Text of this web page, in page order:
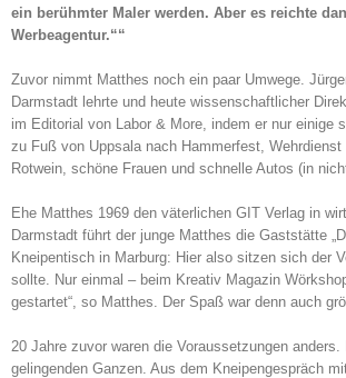
ein berühmter Maler werden. Aber es reichte
Werbeagentur.““
Zuvor nimmt Matthes noch ein paar Umwege.
Darmstadt lehrte und heute wissenschaftlicher
im Editorial von Labor & More, indem er nur einige
zu Fuß von Uppsala nach Hammerfest,
Rotwein, schöne Frauen und schnelle Autos (in
Ehe Matthes 1969 den väterlichen GIT Verlag in
Darmstadt führt der junge Matthes die Gaststätte
Kneipentisch in Marburg: Hier also sitzen sich der
sollte. Nur einmal – beim Kreativ Magazin
gestartet“, so Matthes. Der Spaß war denn auch
20 Jahre zuvor waren die Voraussetzungen
gelingenden Ganzen. Aus dem Kneipengespräch